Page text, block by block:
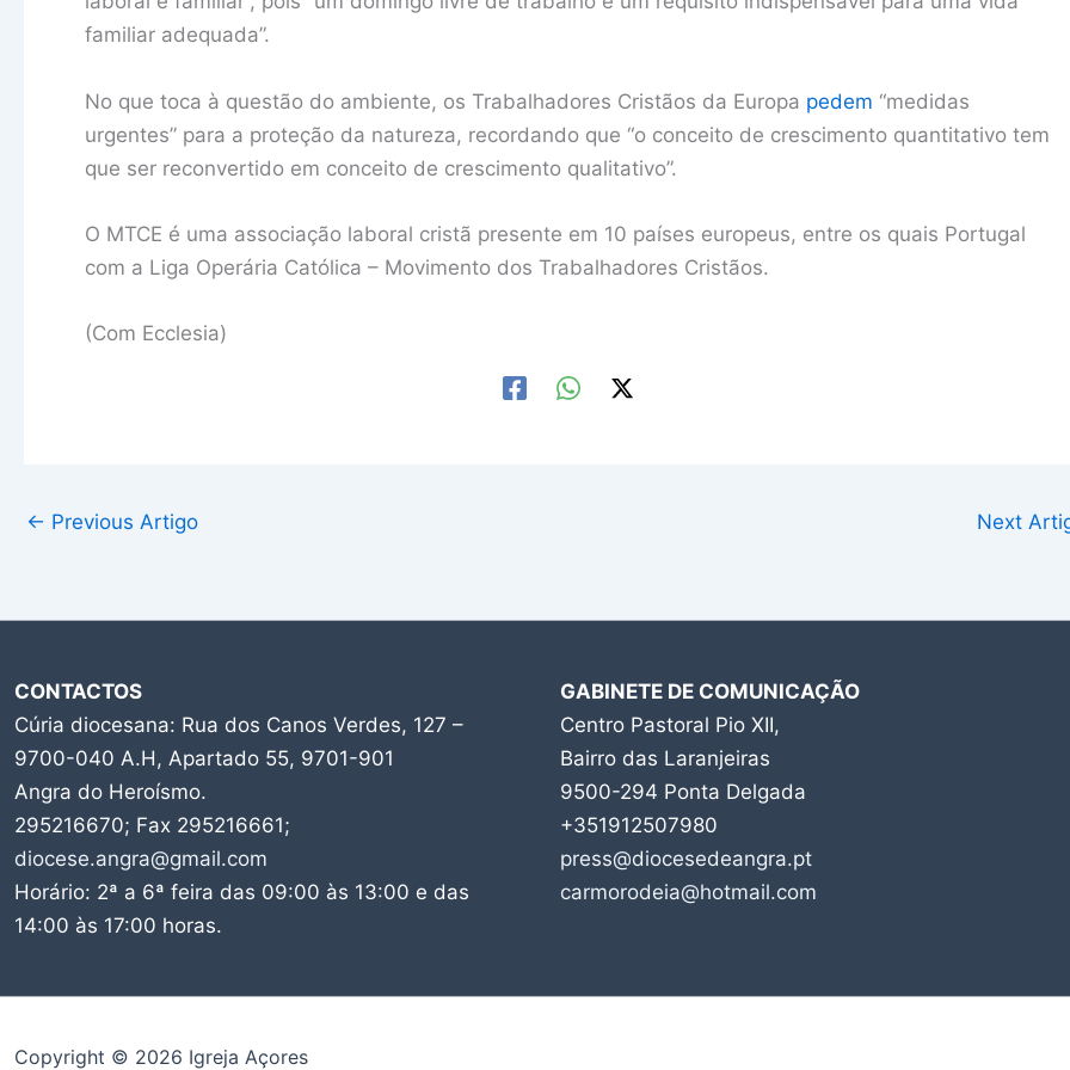
familiar adequada”.
No que toca à questão do ambiente, os Trabalhadores Cristãos da Europa pedem “medidas
urgentes” para a proteção da natureza, recordando que “o conceito de crescimento quantitativo tem
que ser reconvertido em conceito de crescimento qualitativo”.
O MTCE é uma associação laboral cristã presente em 10 países europeus, entre os quais Portugal
com a Liga Operária Católica – Movimento dos Trabalhadores Cristãos.
(Com Ecclesia)
← Previous Artigo Next
CONTACTOS
Cúria diocesana: Rua dos Canos Verdes, 127 –
9700-040 A.H, Apartado 55, 9701-901
Angra do Heroísmo.
295216670; Fax 295216661;
diocese.angra@gmail.com
Horário: 2ª a 6ª feira das 09:00 às 13:00 e das
14:00 às 17:00 horas.
GABINETE DE COMUNICAÇÃO
Centro Pastoral Pio XII,
Bairro das Laranjeiras
9500-294 Ponta Delgada
+351912507980
press@diocesedeangra.pt
carmorodeia@hotmail.com
Copyright © 2026 Igreja Açores